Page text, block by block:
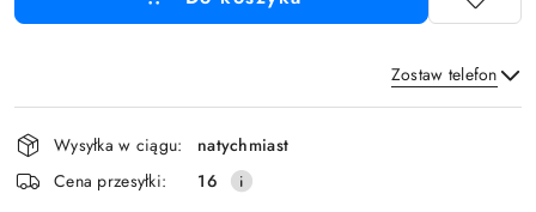
Zostaw telefon
Wyślij
Dostępność
i
dostawa
Wysyłka w ciągu:
natychmiast
Cena przesyłki:
16